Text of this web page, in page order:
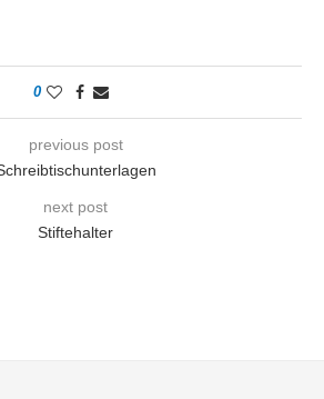
0
previous post
next post
Stiftehalter